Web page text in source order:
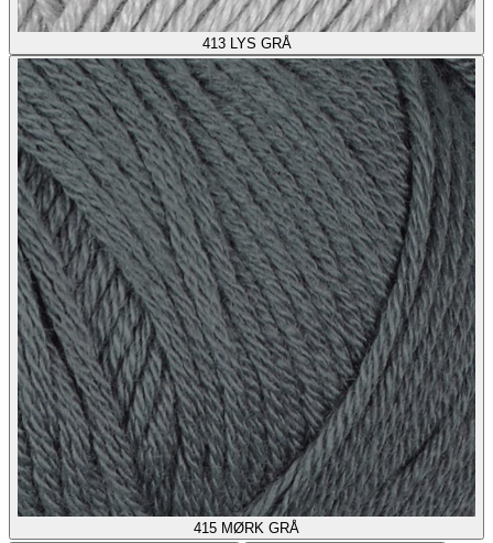
413 LYS GRÅ
415 MØRK GRÅ